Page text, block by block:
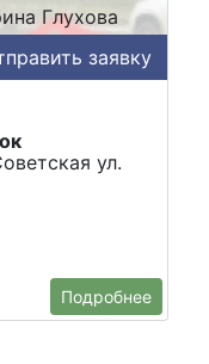
Глухова
заявку
ул.
Подробнее